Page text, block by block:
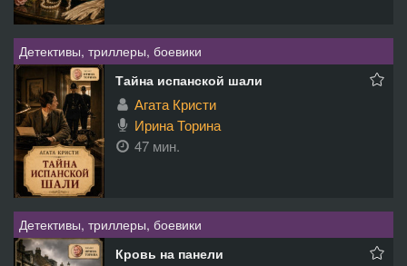
Детективы, триллеры, боевики
Тайна испанской шали
Агата Кристи
Ирина Торина
47 мин.
Детективы, триллеры, боевики
Кровь на панели